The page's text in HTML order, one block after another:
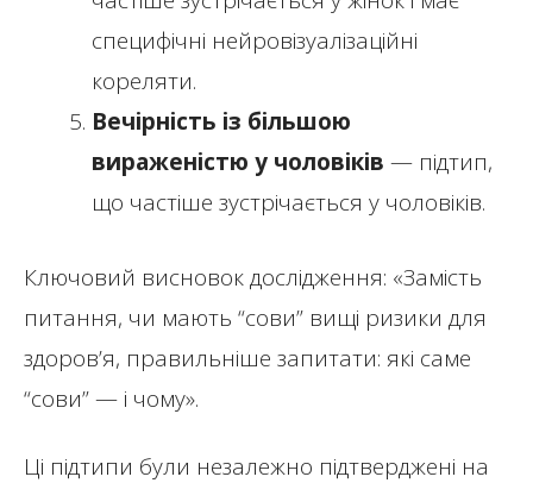
специфічні нейровізуалізаційні
кореляти.
Вечірність із більшою
вираженістю у чоловіків — підтип,
що частіше зустрічається у чоловіків.
Ключовий висновок дослідження: «Замість
питання, чи мають “сови” вищі ризики для
здоров’я, правильніше запитати: які саме
“сови” — і чому».
Ці підтипи були незалежно підтверджені на